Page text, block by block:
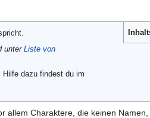
unter Liste von
Hilfe dazu findest du im
allem Charaktere, die keinen